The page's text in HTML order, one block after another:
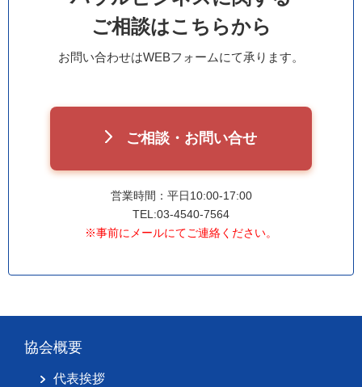
ご相談はこちらから
お問い合わせはWEBフォームにて承ります。
ご相談・お問い合せ
営業時間：平日10:00-17:00
TEL:03-4540-7564
※事前にメールにてご連絡ください。
協会概要
代表挨拶